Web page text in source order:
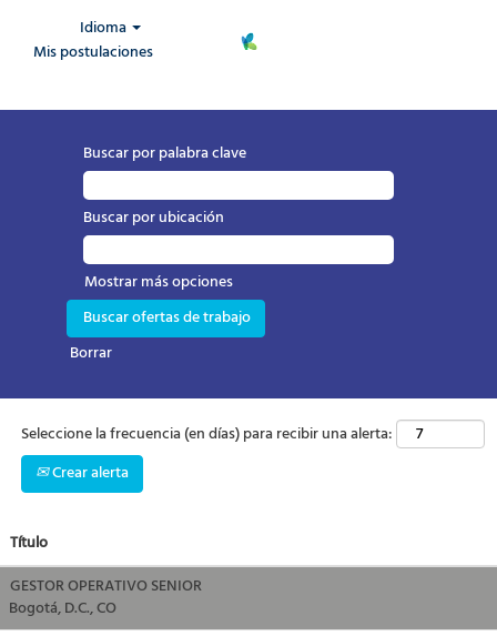
Idioma
Mis postulaciones
Buscar por palabra clave
Buscar por ubicación
Mostrar más opciones
Borrar
Seleccione la frecuencia (en días) para recibir una alerta:
Crear alerta
Título
GESTOR OPERATIVO SENIOR
Bogotá, D.C., CO